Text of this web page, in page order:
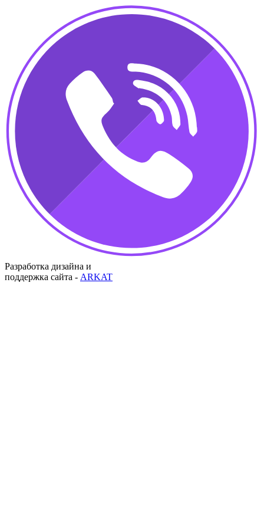
Разработка дизайна и
поддержка сайта - ARKAT